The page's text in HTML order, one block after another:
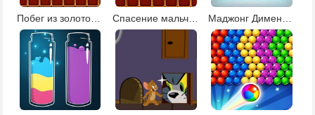
Побег из золотого рудника Спасение мальчика